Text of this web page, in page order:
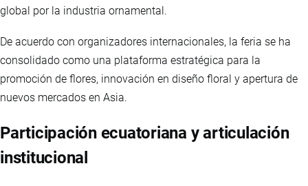
global por la industria ornamental.
De acuerdo con organizadores internacionales, la feria se ha
consolidado como una plataforma estratégica para la
promoción de flores, innovación en diseño floral y apertura de
nuevos mercados en Asia.
Participación ecuatoriana y articulación
institucional